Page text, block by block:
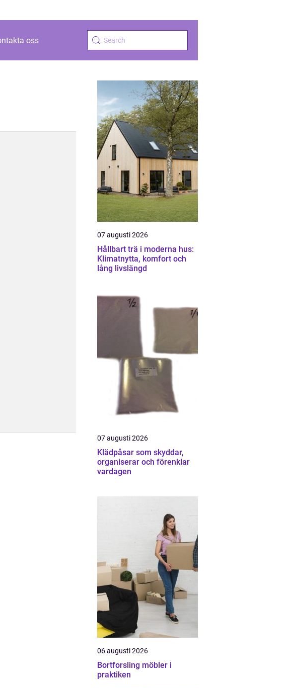
oss
07 augusti 2026
Hållbart trä i moderna hus:
Klimatnytta, komfort och
lång livslängd
07 augusti 2026
Klädpåsar som skyddar,
organiserar och förenklar
vardagen
06 augusti 2026
Bortforsling möbler i
praktiken